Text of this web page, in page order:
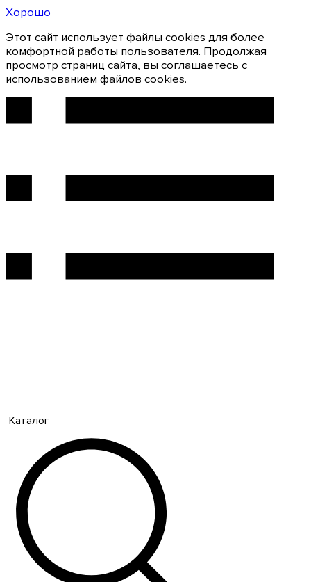
Хорошо
Этот сайт использует файлы cookies для более
комфортной работы пользователя. Продолжая
просмотр страниц сайта, вы соглашаетесь с
использованием файлов cookies.
Каталог